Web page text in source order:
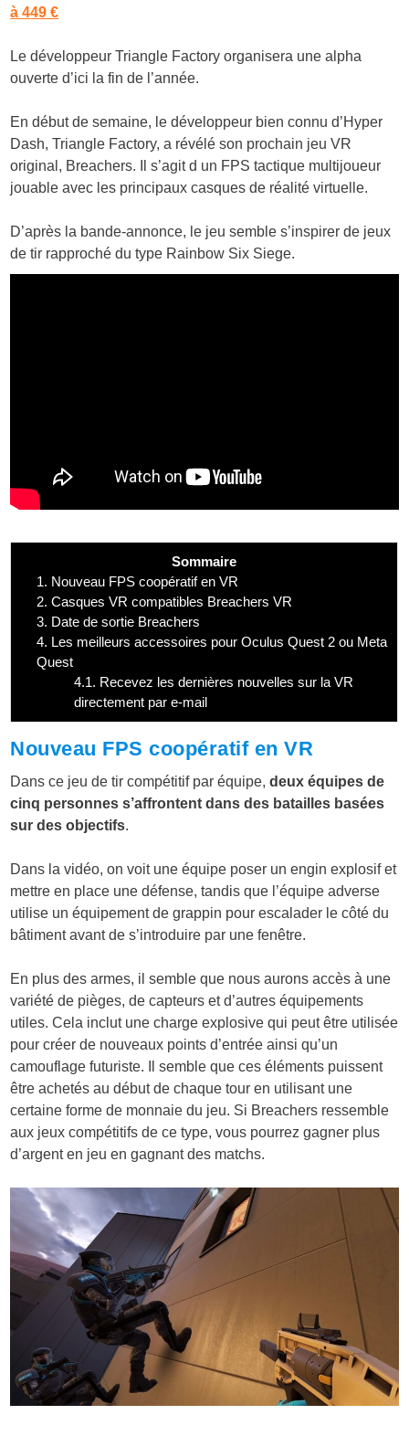
à 449 €
Le développeur Triangle Factory organisera une alpha
ouverte d’ici la fin de l’année.
En début de semaine, le développeur bien connu d’Hyper
Dash, Triangle Factory, a révélé son prochain jeu VR
original, Breachers. Il s’agit d un FPS tactique multijoueur
jouable avec les principaux casques de réalité virtuelle.
D’après la bande-annonce, le jeu semble s’inspirer de jeux
de tir rapproché du type Rainbow Six Siege.
Sommaire
1. Nouveau FPS coopératif en VR
2. Casques VR compatibles Breachers VR
3. Date de sortie Breachers
4. Les meilleurs accessoires pour Oculus Quest 2 ou Meta
Quest
4.1. Recevez les dernières nouvelles sur la VR
directement par e-mail
Nouveau FPS coopératif en VR
Dans ce jeu de tir compétitif par équipe, deux équipes de
cinq personnes s’affrontent dans des batailles basées
sur des objectifs.
Dans la vidéo, on voit une équipe poser un engin explosif et
mettre en place une défense, tandis que l’équipe adverse
utilise un équipement de grappin pour escalader le côté du
bâtiment avant de s’introduire par une fenêtre.
En plus des armes, il semble que nous aurons accès à une
variété de pièges, de capteurs et d’autres équipements
utiles. Cela inclut une charge explosive qui peut être utilisée
pour créer de nouveaux points d’entrée ainsi qu’un
camouflage futuriste. Il semble que ces éléments puissent
être achetés au début de chaque tour en utilisant une
certaine forme de monnaie du jeu. Si Breachers ressemble
aux jeux compétitifs de ce type, vous pourrez gagner plus
d’argent en jeu en gagnant des matchs.